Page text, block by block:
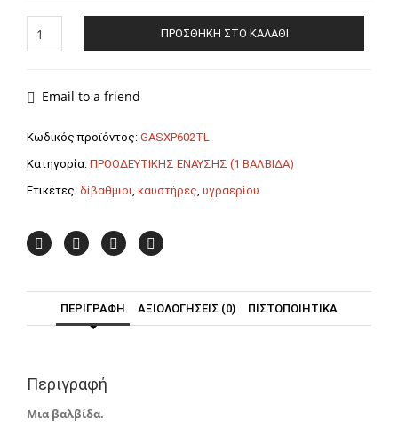
ΥΓΡΑΕΡΙΟΥ
XP60/2
(1
Βαλβίδα)
F.B.R.
ποσότητα
ΠΡΟΣΘΉΚΗ ΣΤΟ ΚΑΛΆΘΙ
Email to a friend
Κωδικός προϊόντος: GASXP602TL
Κατηγορία: ΠΡΟΟΔΕΥΤΙΚΗΣ ΕΝΑΥΣΗΣ (1 ΒΑΛΒΙΔΑ)
Ετικέτες: δίβαθμιοι καυστήρες υγραερίου
ΠΕΡΙΓΡΑΦΉ ΑΞΙΟΛΟΓΉΣΕΙΣ (0) ΠΙΣΤΟΠΟΙΗΤΙΚΑ
Περιγραφή
Μια βαλβίδα.